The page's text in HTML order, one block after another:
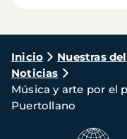
Ruta
de
navegación
Inicio Nuestras
Noticias
Música y arte por el
Puertollano